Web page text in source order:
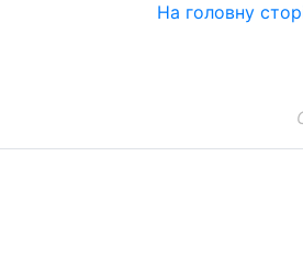
На головну